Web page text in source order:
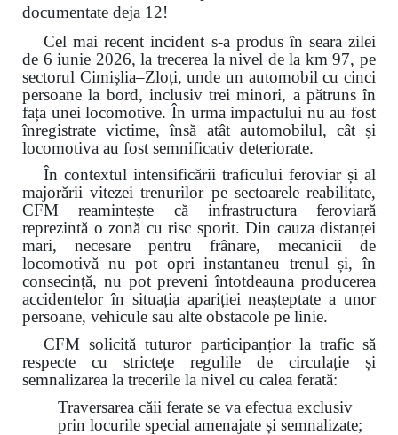
documentate deja 12!
Cel mai recent incident s-a produs în seara zilei
de 6 iunie 2026, la trecerea la nivel de la km 97, pe
sectorul Cimișlia–Zloți, unde un automobil cu cinci
persoane la bord, inclusiv trei minori, a pătruns în
fața unei locomotive. În urma impactului nu au fost
înregistrate victime, însă atât automobilul, cât și
locomotiva au fost semnificativ deteriorate.
În contextul intensificării traficului feroviar și al
majorării vitezei trenurilor pe sectoarele reabilitate,
CFM reamintește că infrastructura feroviară
reprezintă o zonă cu risc sporit. Din cauza distanței
mari, necesare pentru frânare, mecanicii de
locomotivă nu pot opri instantaneu trenul și, în
consecință, nu pot preveni întotdeauna producerea
accidentelor în situația apariției neașteptate a unor
persoane, vehicule sau alte obstacole pe linie.
CFM solicită tuturor participanțior la trafic să
respecte cu strictețe regulile de circulație și
semnalizarea la trecerile la nivel cu calea ferată:
Traversarea căii ferate se va efectua exclusiv
prin locurile special amenajate și semnalizate;